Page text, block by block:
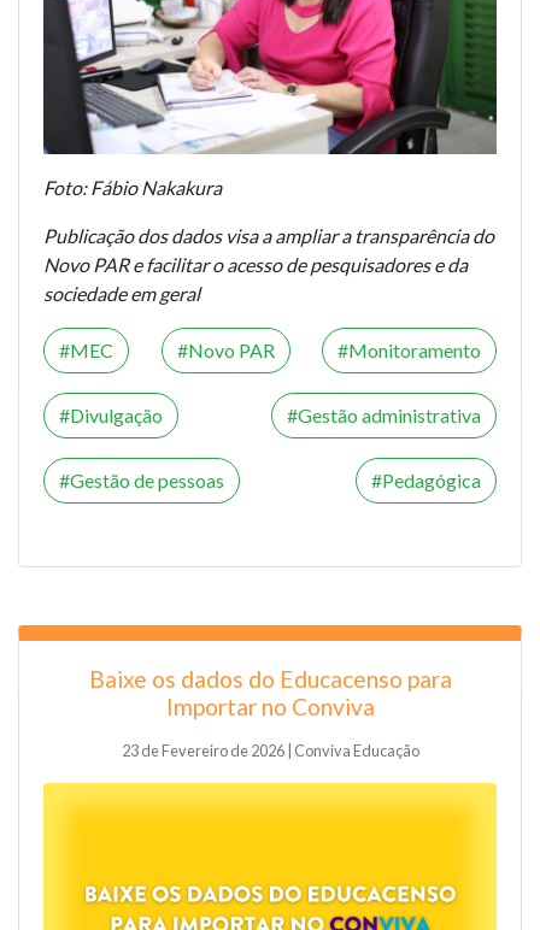
Foto: Fábio Nakakura
Publicação dos dados visa a ampliar a transparência do
Novo PAR e facilitar o acesso de pesquisadores e da
sociedade em geral
MEC Novo PAR Monitoramento
Divulgação Gestão administrativa
Gestão de pessoas Pedagógica
Baixe os dados do Educacenso para
Importar no Conviva
23 de Fevereiro de 2026 | Conviva Educação